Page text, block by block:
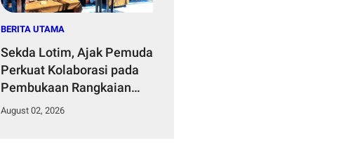
BERITA UTAMA
Sekda Lotim, Ajak Pemuda
Perkuat Kolaborasi pada
Pembukaan Rangkaian
Kegiatan Menyambut HUT
August 02, 2026